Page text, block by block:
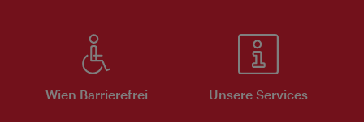
Wien Barrierefrei Unsere Services